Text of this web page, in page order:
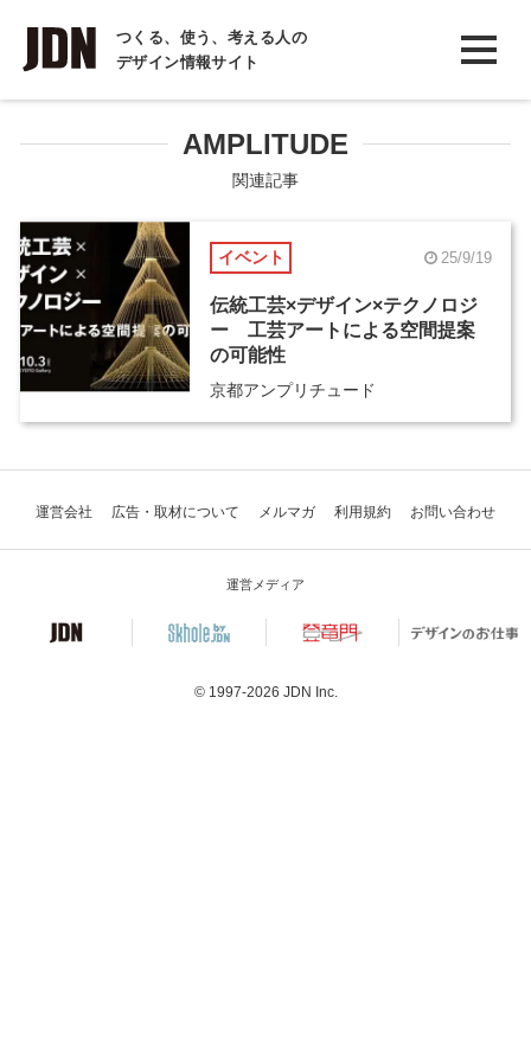
つくる、使う、考える人の
デザイン情報サイト
INTERVIEW
インタビュー
COLUMN
コラム
AMPLITUDE
関連記事
イベント 25/9/19
伝統工芸×デザイン×テクノロジ
ー 工芸アートによる空間提案
の可能性
京都アンプリチュード
運営会社 広告・取材について メルマガ 利用規約 お問い合わせ
運営メディア
© 1997-2026 JDN Inc.